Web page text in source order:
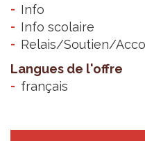
Info
Info scolaire
Relais/Soutien/
Langues de l'offre
français